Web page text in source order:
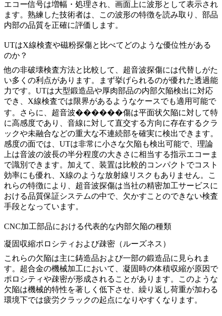
エコー信号は増幅・処理され、画面上に波形として表示され
ます。熟練した技術者は、この波形の特徴を読み取り、部品
内部の品質を正確に評価します。
UTはX線検査や磁粉探傷と比べてどのような優位性がある
のか？
他の非破壊検査方法と比較して、超音波探傷には代替しがた
い多くの利点があります。まず挙げられるのが優れた透過能
力です。UTは大型鍛造品や厚肉部品の内部欠陥検出に対応
でき、X線検査では限界があるようなケースでも適用可能で
す。さらに、超音波������傷は平面状欠陥に対して特
に高感度であり、音線に対して直交する方向に存在するクラ
ックや未融合などの重大な不連続部を確実に検出できます。
感度の面では、UTは非常に小さな欠陥も検出可能で、理論
上は音波の波長の半分程度の大きさに相当する指示エコーま
で識別できます。加えて、装置は比較的コンパクトでコスト
効率にも優れ、X線のような放射線リスクもありません。こ
れらの特徴により、超音波探傷は当社の精密加工サービスに
おける品質保証システムの中で、欠かすことのできない検査
手段となっています。
CNC加工部品における代表的な内部欠陥の種類
凝固収縮ポロシティおよび疎密（ルーズネス）
これらの欠陥は主に鋳造品および一部の鍛造品に見られま
す。 超合金の機械加工において、凝固時の体積収縮が原因で
ポロシティや疎密が形成されることがあります。このような
欠陥は機械的特性を著しく低下させ、繰り返し荷重が加わる
環境下では疲労クラックの起点になりやすくなります。